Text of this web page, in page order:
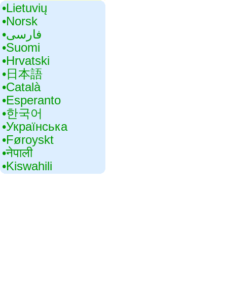
•‎Lietuvių
•‎Norsk
•‎فارسی
•‎Suomi
•‎Hrvatski
•‎日本語
•‎Català
•‎Esperanto
•‎한국어
•‎Українська
•‎Føroyskt
•‎नेपाली
•‎Kiswahili